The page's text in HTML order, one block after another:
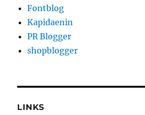
Fontblog
Kapidaenin
PR Blogger
shopblogger
LINKS